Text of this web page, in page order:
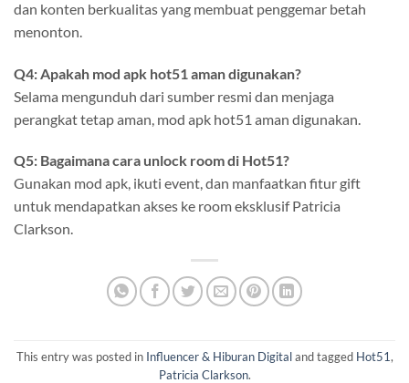
dan konten berkualitas yang membuat penggemar betah
menonton.
Q4: Apakah mod apk hot51 aman digunakan?
Selama mengunduh dari sumber resmi dan menjaga
perangkat tetap aman, mod apk hot51 aman digunakan.
Q5: Bagaimana cara unlock room di Hot51?
Gunakan mod apk, ikuti event, dan manfaatkan fitur gift
untuk mendapatkan akses ke room eksklusif Patricia
Clarkson.
This entry was posted in Influencer & Hiburan Digitaland tagged Hot51,
Patricia Clarkson.